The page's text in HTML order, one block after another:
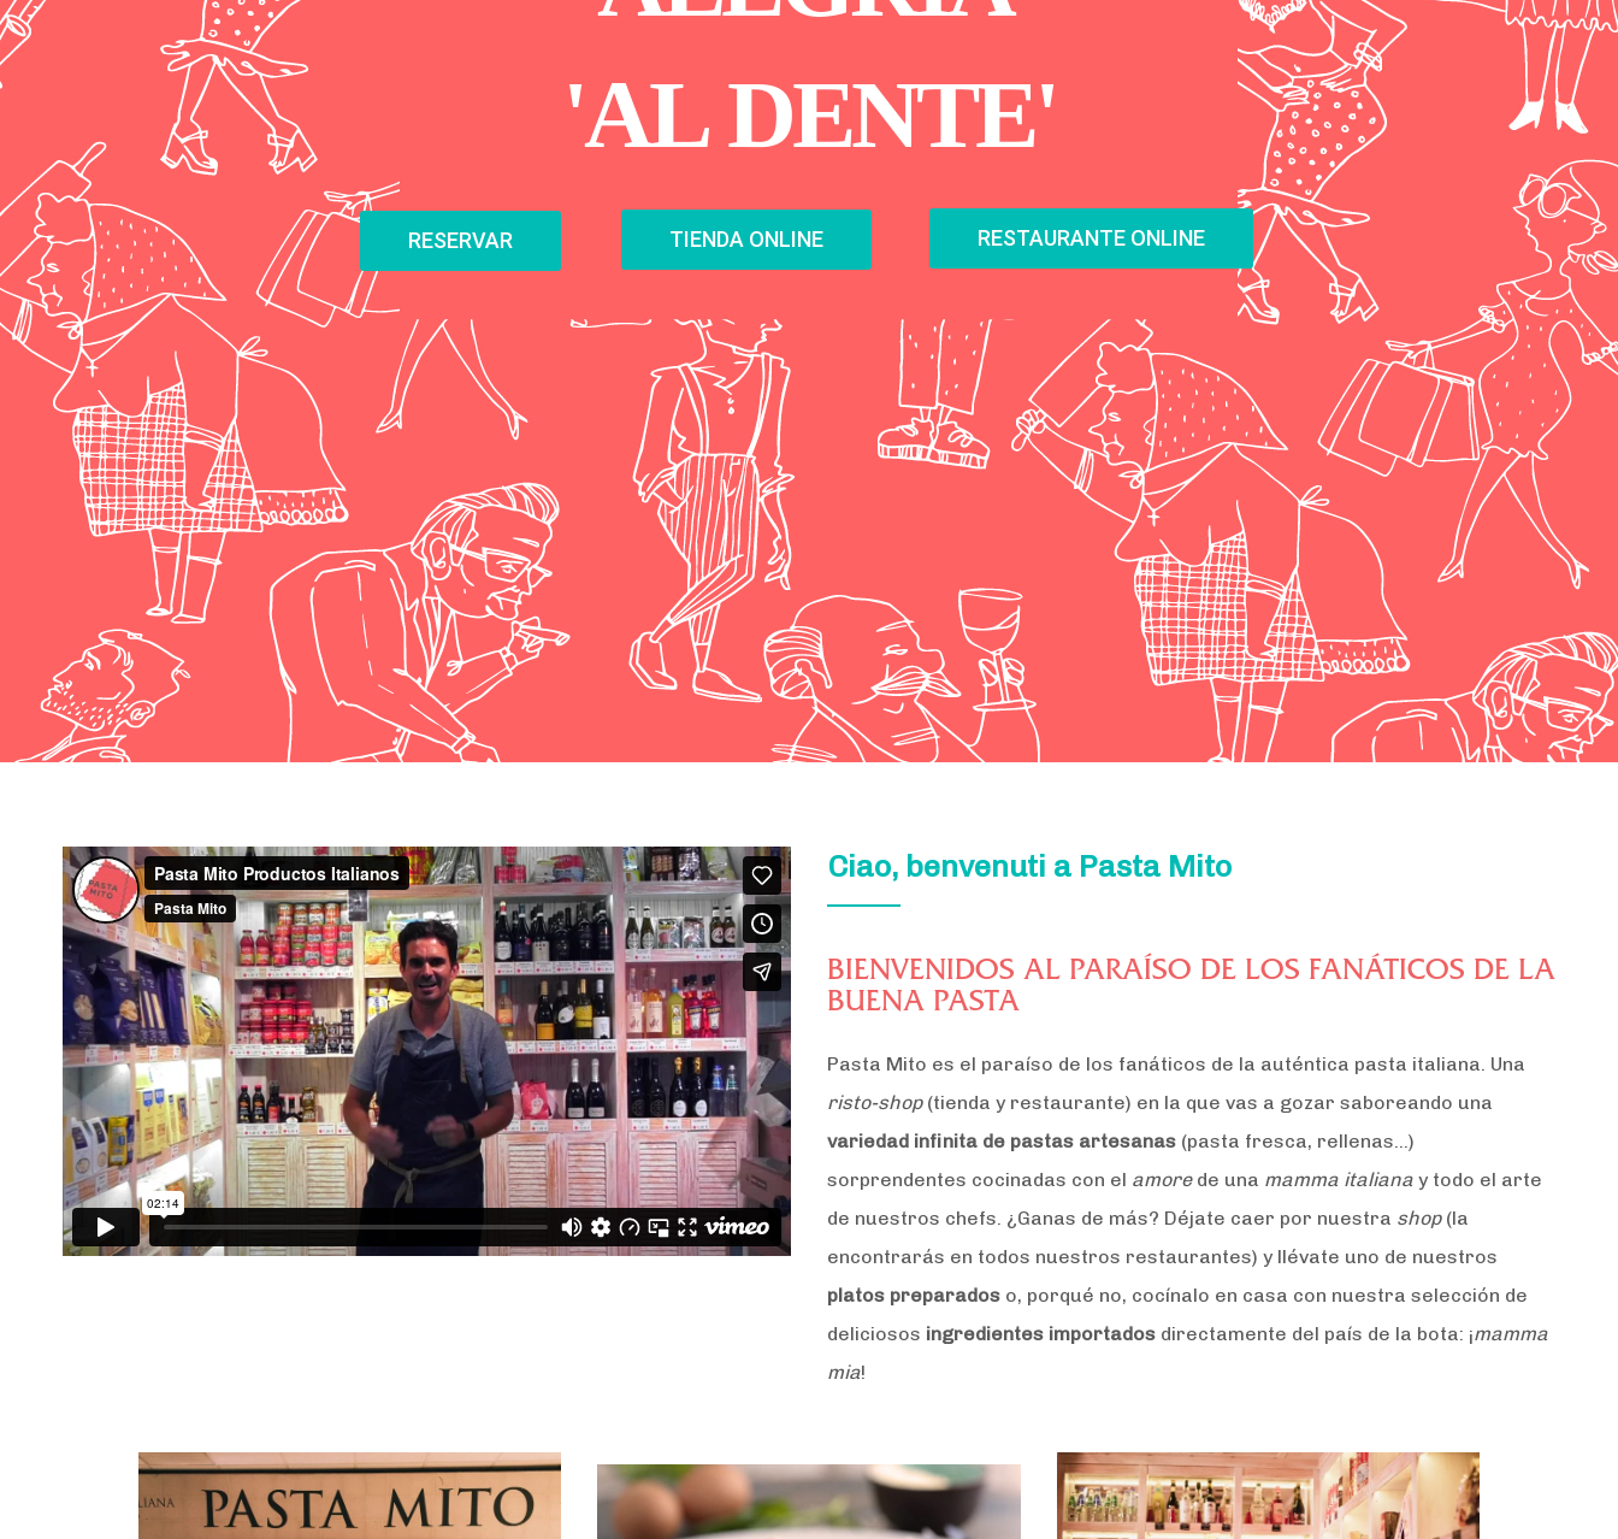
'ALDENTE'
RESERVAR TIENDA ONLINE RESTAURANTE ONLINE
Ciao, benvenuti a Pasta Mito
BIENVENIDOS AL PARAÍSO DE LOS FANÁTICOS DE LA
BUENA PASTA
Pasta Mito es el paraíso de los fanáticos de la auténtica pasta italiana. Una
risto-shop(tienda y restaurante) en la que vas a gozar saboreando una
variedad infinita de pastas artesanas (pasta fresca, rellenas…)
sorprendentes cocinadas con el amorede una mamma italiana y todo el arte
de nuestros chefs. ¿Ganas de más? Déjate caer por nuestra shop(la
encontrarás en todos nuestros restaurantes) y llévate uno de nuestros
platos preparados o, porqué no, cocínalo en casa con nuestra selección de
deliciosos ingredientes importados directamente del país de la bota: ¡mamma
mia!